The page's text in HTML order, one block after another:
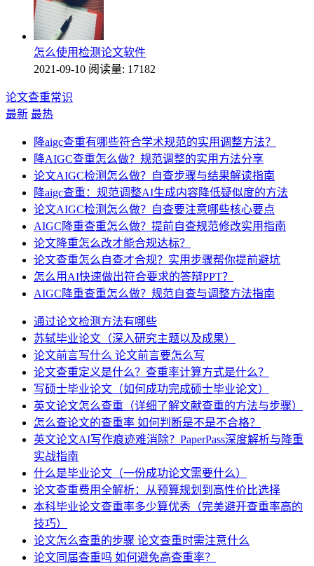
怎么使用检测论文软件
2021-09-10 阅读量: 17182
论文查重常识
最新 最热
降aigc查重有哪些符合学术规范的实用调整方法？
降AIGC查重怎么做？规范调整的实用方法分享
论文AIGC检测怎么做？自查步骤与结果解读指南
降aigc查重：规范调整AI生成内容降低疑似度的方法
论文AIGC检测怎么做？自查要注意哪些核心要点
AIGC降重查重怎么做？提前自查规范修改实用指南
论文降重怎么改才能合规达标？
论文查重怎么自查才合规？实用步骤帮你提前避坑
怎么用AI快速做出符合要求的答辩PPT？
AIGC降重查重怎么做？规范自查与调整方法指南
通过论文检测方法有哪些
苏轼毕业论文（深入研究主题以及成果）
论文前言写什么 论文前言要怎么写
论文查重定义是什么？查重率计算方式是什么？
写硕士毕业论文（如何成功完成硕士毕业论文）
英文论文怎么查重（详细了解文献查重的方法与步骤）
怎么查论文的查重率 如何判断是不是不合格？
英文论文AI写作痕迹难消除？PaperPass深度解析与降重
实战指南
什么是毕业论文（一份成功论文需要什么）
论文查重费用全解析：从预算规划到高性价比选择
本科毕业论文查重率多少算优秀（完美避开查重率高的
技巧）
论文怎么查重的步骤 论文查重时需注意什么
论文同届查重吗 如何避免高查重率？